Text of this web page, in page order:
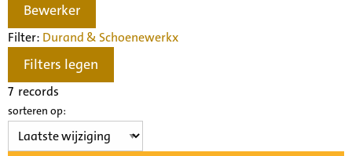
Bewerker
Filter: Durand & Schoenewerkx
Filters legen
7 records
sorteren op: